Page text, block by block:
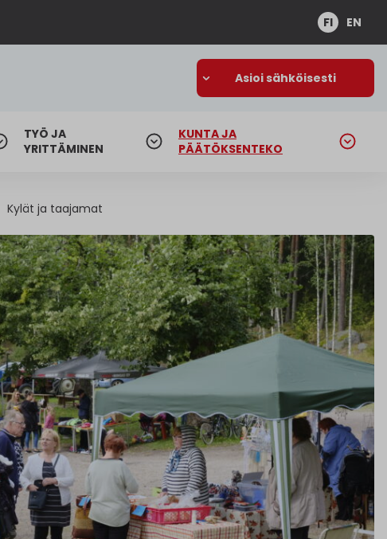
FI EN
Asioi sähköisesti
TYÖ JA
YRITTÄMINEN
KUNTA JA
PÄÄTÖKSENTEKO
Kylät ja taajamat